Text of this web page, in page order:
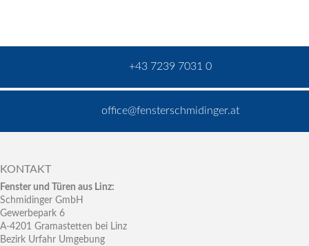
+43 7239 7031 0
office@fensterschmidinger.at
KONTAKT
Fenster und Türen aus Linz:
Schmidinger GmbH
Gewerbepark 6
A-4201 Gramastetten bei Linz
Bezirk Urfahr Umgebung